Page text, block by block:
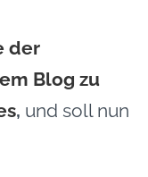
der
Blog zu
, und soll nun